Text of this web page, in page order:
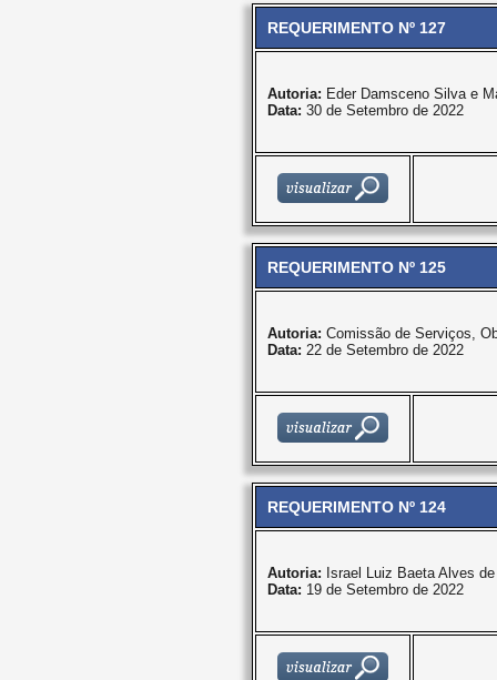
REQUERIMENTO Nº 127
Autoria: Eder Damsceno Silva e
Data: 30 de Setembro de 2022
REQUERIMENTO Nº 125
Autoria: Comissão de Serviços,
Data: 22 de Setembro de 2022
REQUERIMENTO Nº 124
Autoria: Israel Luiz Baeta Alves
Data: 19 de Setembro de 2022